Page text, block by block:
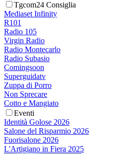
Tgcom24 Consiglia
Mediaset Infinity
R101
Radio 105
Virgin Radio
Radio Montecarlo
Radio Subasio
Comingsoon
Superguidatv
Zuppa di Porro
Non Sprecare
Cotto e Mangiato
Eventi
Identità Golose 2026
Salone del Risparmio 2026
Fuorisalone 2026
L'Artigiano in Fiera 2025